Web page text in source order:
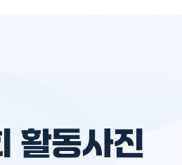
활동사진